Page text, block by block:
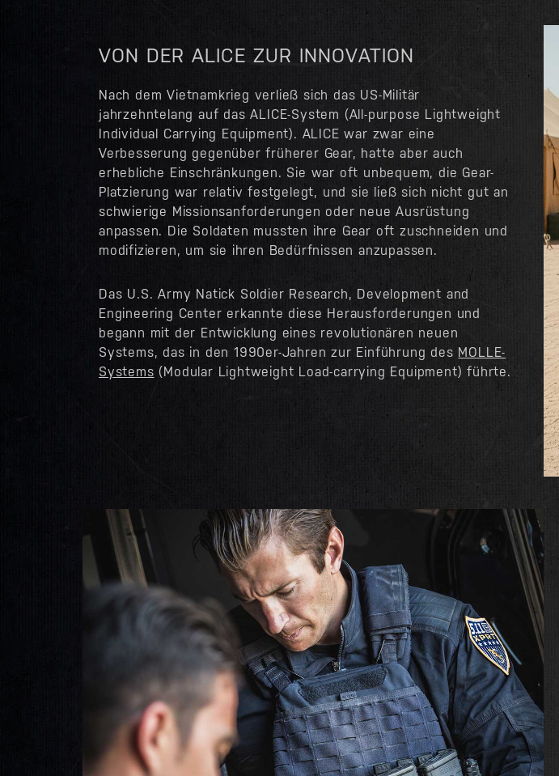
VON DER ALICE ZUR INNOVATION
Nach dem Vietnamkrieg verließ sich das US-Militär
jahrzehntelang auf das ALICE-System (All-purpose Lightweight
Individual Carrying Equipment). ALICE war zwar eine
Verbesserung gegenüber früherer Gear, hatte aber auch
erhebliche Einschränkungen. Sie war oft unbequem, die Gear-
Platzierung war relativ festgelegt, und sie ließ sich nicht gut an
schwierige Missionsanforderungen oder neue Ausrüstung
anpassen. Die Soldaten mussten ihre Gear oft zuschneiden und
modifizieren, um sie ihren Bedürfnissen anzupassen.
Das U.S. Army Natick Soldier Research, Development and
Engineering Center erkannte diese Herausforderungen und
begann mit der Entwicklung eines revolutionären neuen
Systems, das in den 1990er-Jahren zur Einführung des MOLLE-
Systems (Modular Lightweight Load-carrying Equipment) führte.